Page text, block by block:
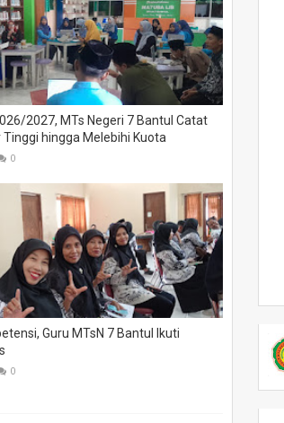
2027, MTs Negeri 7 Bantul Catat
hingga Melebihi Kuota
0
Guru MTsN 7 Bantul Ikuti
0